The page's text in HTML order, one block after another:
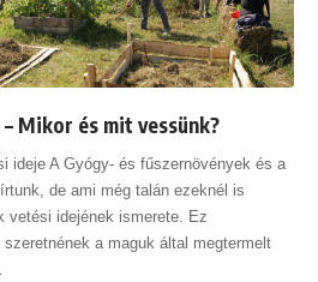
Mikor és mit vessünk?
ideje A Gyógy- és fűszernövények és a
de ami még talán ezeknél is
vetési idejének ismerete. Ez
a maguk által megtermelt